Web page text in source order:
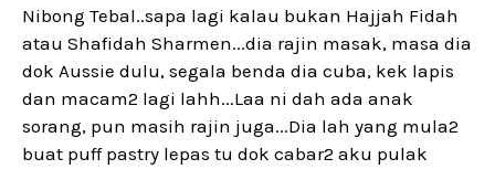
Nibong Tebal..sapa lagi kalau bukan Hajjah Fidah
atau Shafidah Sharmen...dia rajin masak, masa dia
dok Aussie dulu, segala benda dia cuba, kek lapis
dan macam2 lagi lahh...Laa ni dah ada anak
sorang, pun masih rajin juga...Dia lah yang mula2
buat puff pastry lepas tu dok cabar2 aku pulak